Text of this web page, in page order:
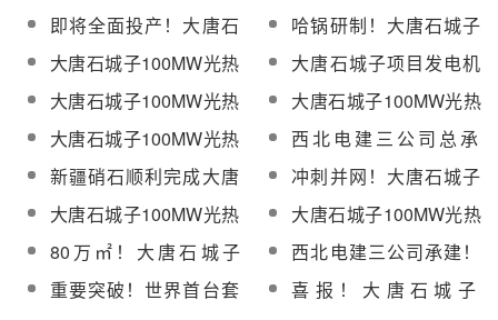
即将全面投产！大唐石
城子100MW光热项目进
入连续发电攻坚阶段
哈锅研制！大唐石城子
100MW光热项目核心设
备疏盐罐顺利产成发运
大唐石城子100MW光热
发电工程系统调试服务
采购中标候选人公示
大唐石城子项目发电机
转子穿装一次成功
大唐石城子100MW光热
发电工程保温玻璃棉制
品硅酸类制品采购中标
候选人公示
大唐石城子100MW光热
发电工程保温玻璃棉制
品硅酸类制品采购中标
公示
大唐石城子100MW光热
项目正冲刺连续发电工
作
西北电建三公司总承
包！大唐石城子、唐山
海泰100MW光热项目完
成多个关键节点
新疆硝石顺利完成大唐
石城子100MW光热发电
项目供盐化盐工作
冲刺并网！大唐石城子
100MW光热项目调试接
近尾声
大唐石城子100MW光热
项目辅汽系统吹扫工作
圆满收官！
大唐石城子100MW光热
发电工程集控中心及集
团大数据中心采购
80万㎡！大唐石城子
100MW光热发电工程聚
光集热系统顺利完工，
西北电建三公司承建！
大唐石城子100万千瓦
“光热+光伏”一体化清洁
重要突破！世界首台套
喜报！大唐石城子